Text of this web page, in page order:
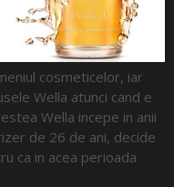
cosmeticelor, iar
Wella atunci cand e
Wella incepe in anii
de 26 de ani, decide
ca in acea perioada